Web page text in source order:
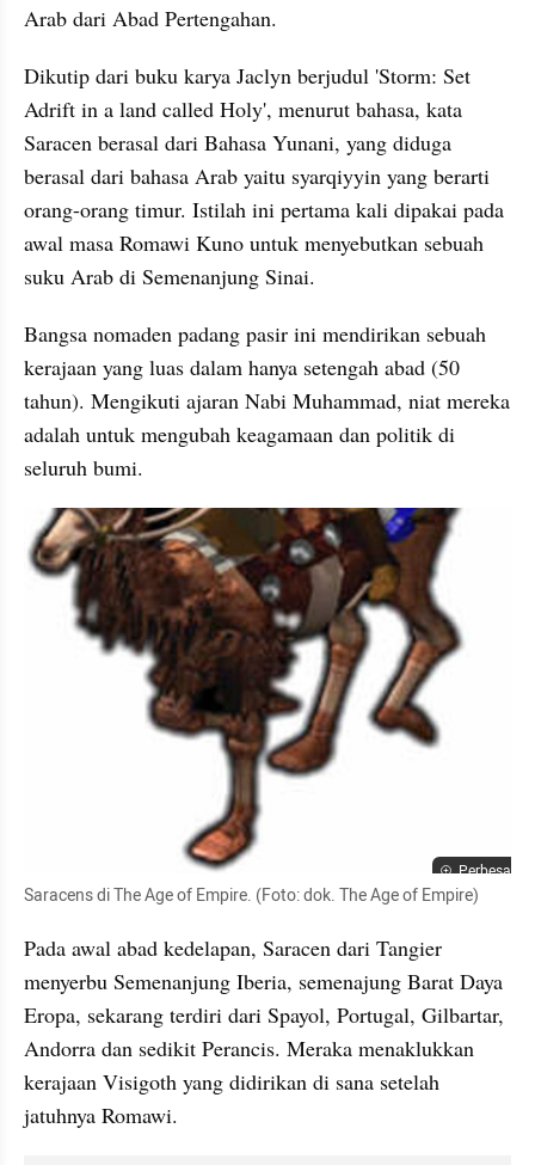
Arab dari Abad Pertengahan.
Dikutip dari buku karya Jaclyn berjudul 'Storm: Set
Adrift in a land called Holy', menurut bahasa, kata
Saracen berasal dari Bahasa Yunani, yang diduga
berasal dari bahasa Arab yaitu syarqiyyin yang berarti
orang-orang timur. Istilah ini pertama kali dipakai pada
awal masa Romawi Kuno untuk menyebutkan sebuah
suku Arab di Semenanjung Sinai.
Bangsa nomaden padang pasir ini mendirikan sebuah
kerajaan yang luas dalam hanya setengah abad (50
tahun). Mengikuti ajaran Nabi Muhammad, niat mereka
adalah untuk mengubah keagamaan dan politik di
seluruh bumi.
Perbesar
Saracens di The Age of Empire. (Foto: dok. The Age of Empire)
Pada awal abad kedelapan, Saracen dari Tangier
menyerbu Semenanjung Iberia, semenajung Barat Daya
Eropa, sekarang terdiri dari Spayol, Portugal, Gilbartar,
Andorra dan sedikit Perancis. Meraka menaklukkan
kerajaan Visigoth yang didirikan di sana setelah
jatuhnya Romawi.